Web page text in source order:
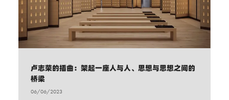
卢志荣的插曲：架起一座人与人、思想与思想之间的
桥梁
06/06/2023